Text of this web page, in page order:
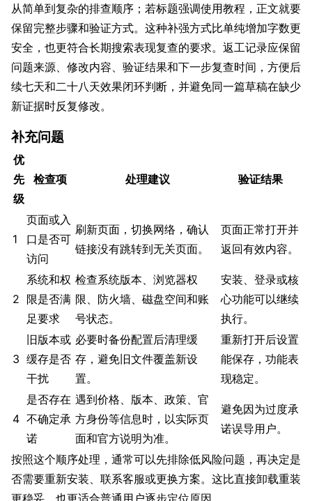
从简单到复杂的排查顺序；若标题强调使用教程，正文就要
保留完整步骤和验证方式。这种补强方式比单纯增加字数更
安全，也更符合长期搜索表现复查的要求。返工记录应保留
问题来源、修改内容、验证结果和下一步复查时间，方便后
续七天和二十八天效果闭环判断，并避免同一篇草稿在缺少
新证据时反复修改。
补充问题
优
先
级
检查项 处理建议 验证结果
1
页面或入
口是否可
访问
刷新页面，切换网络，确认
链接没有跳转到无关页面。
页面正常打开并
返回有效内容。
2
系统和权
限是否满
足要求
检查系统版本、浏览器权
限、防火墙、磁盘空间和账
号状态。
安装、登录或核
心功能可以继续
执行。
3
旧版本或
缓存是否
干扰
必要时备份配置后清理缓
存，避免旧文件覆盖新设
置。
重新打开后设置
能保存，功能表
现稳定。
4
是否存在
不确定承
诺
遇到价格、版本、政策、官
方身份等信息时，以实际页
面和官方说明为准。
避免因为过度承
诺误导用户。
按照这个顺序处理，通常可以先排除低风险问题，再决定是
否需要重新安装、联系客服或更换方案。这比直接卸载重装
更稳妥，也更适合普通用户逐步定位原因。